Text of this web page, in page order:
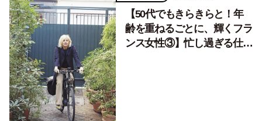
【50代でもきらきらと！年
齢を重ねるごとに、輝くフラ
ンス女性③】忙し過ぎる仕事